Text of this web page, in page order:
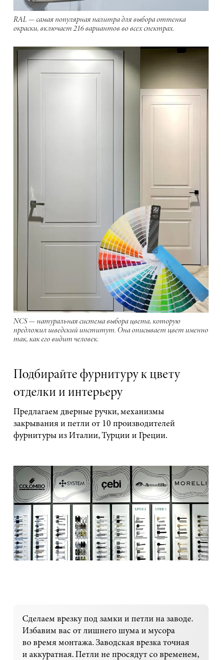
RAL — самая популярная палитра для выбора оттенка
окраски, включает 216 вариантов во всех спектрах.
NCS — натуральная система выбора цвета, которую
предложил шведский институт. Она описывает цвет именно
так, как его видит человек.
Подбирайте фурнитуру к цвету
отделки и интерьеру
Предлагаем дверные ручки, механизмы
закрывания и петли от 10 производителей
фурнитуры из Италии, Турции и Греции.
Сделаем врезку под замки и петли на заводе.
Избавим вас от лишнего шума и мусора
во время монтажа. Заводская врезка точная
и аккуратная. Петли не просядут со временем,